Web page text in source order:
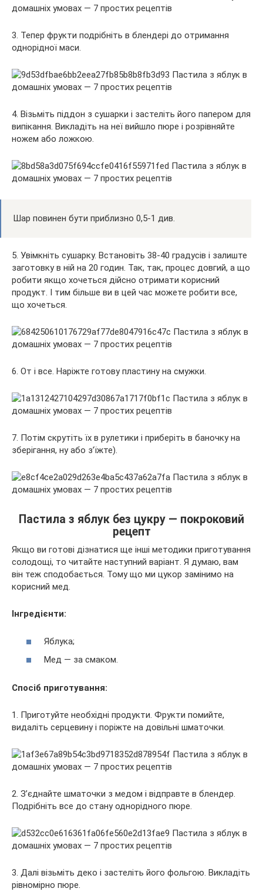
3. Тепер фрукти подрібніть в блендері до отримання
однорідної маси.
4. Візьміть піддон з сушарки і застеліть його папером для
випікання. Викладіть на неї вийшло пюре і розрівняйте
ножем або ложкою.
Шар повинен бути приблизно 0,5-1 див.
5. Увімкніть сушарку. Встановіть 38-40 градусів і залиште
заготовку в ній на 20 годин. Так, так, процес довгий, а що
робити якщо хочеться дійсно отримати корисний
продукт. І тим більше ви в цей час можете робити все,
що хочеться.
6. От і все. Наріжте готову пластину на смужки.
7. Потім скрутіть їх в рулетики і приберіть в баночку на
зберігання, ну або з’їжте).
Пастила з яблук без цукру — покроковий
рецепт
Якщо ви готові дізнатися ще інші методики приготування
солодощі, то читайте наступний варіант. Я думаю, вам
він теж сподобається. Тому що ми цукор замінимо на
корисний мед.
Інгредієнти:
Яблука;
Мед — за смаком.
Спосіб приготування:
1. Приготуйте необхідні продукти. Фрукти помийте,
видаліть серцевину і поріжте на довільні шматочки.
2. З’єднайте шматочки з медом і відправте в блендер.
Подрібніть все до стану однорідного пюре.
3. Далі візьміть деко і застеліть його фольгою. Викладіть
рівномірно пюре.